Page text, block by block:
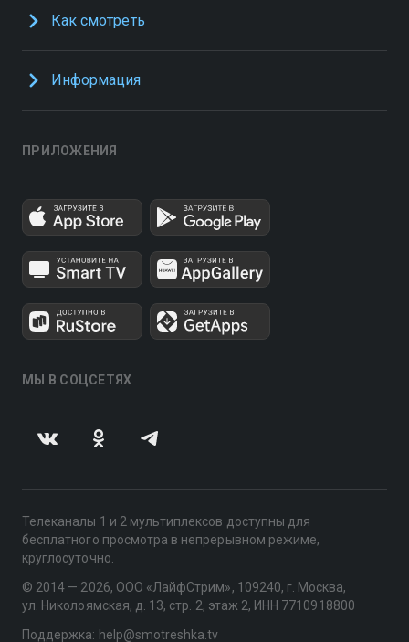
Как смотреть
Информация
ПРИЛОЖЕНИЯ
МЫ В СОЦСЕТЯХ
Телеканалы 1 и 2 мультиплексов доступны для
бесплатного просмотра в непрерывном режиме,
круглосуточно.
© 2014 — 2026, ООО «ЛайфСтрим», 109240, г. Москва,
ул. Николоямская, д. 13, стр. 2, этаж 2, ИНН 7710918800
Поддержка: help@smotreshka.tv